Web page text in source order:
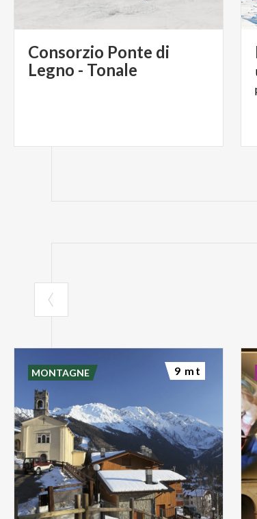
Consorzio Ponte di
Legno - Tonale
MONTAGNE 9 mt